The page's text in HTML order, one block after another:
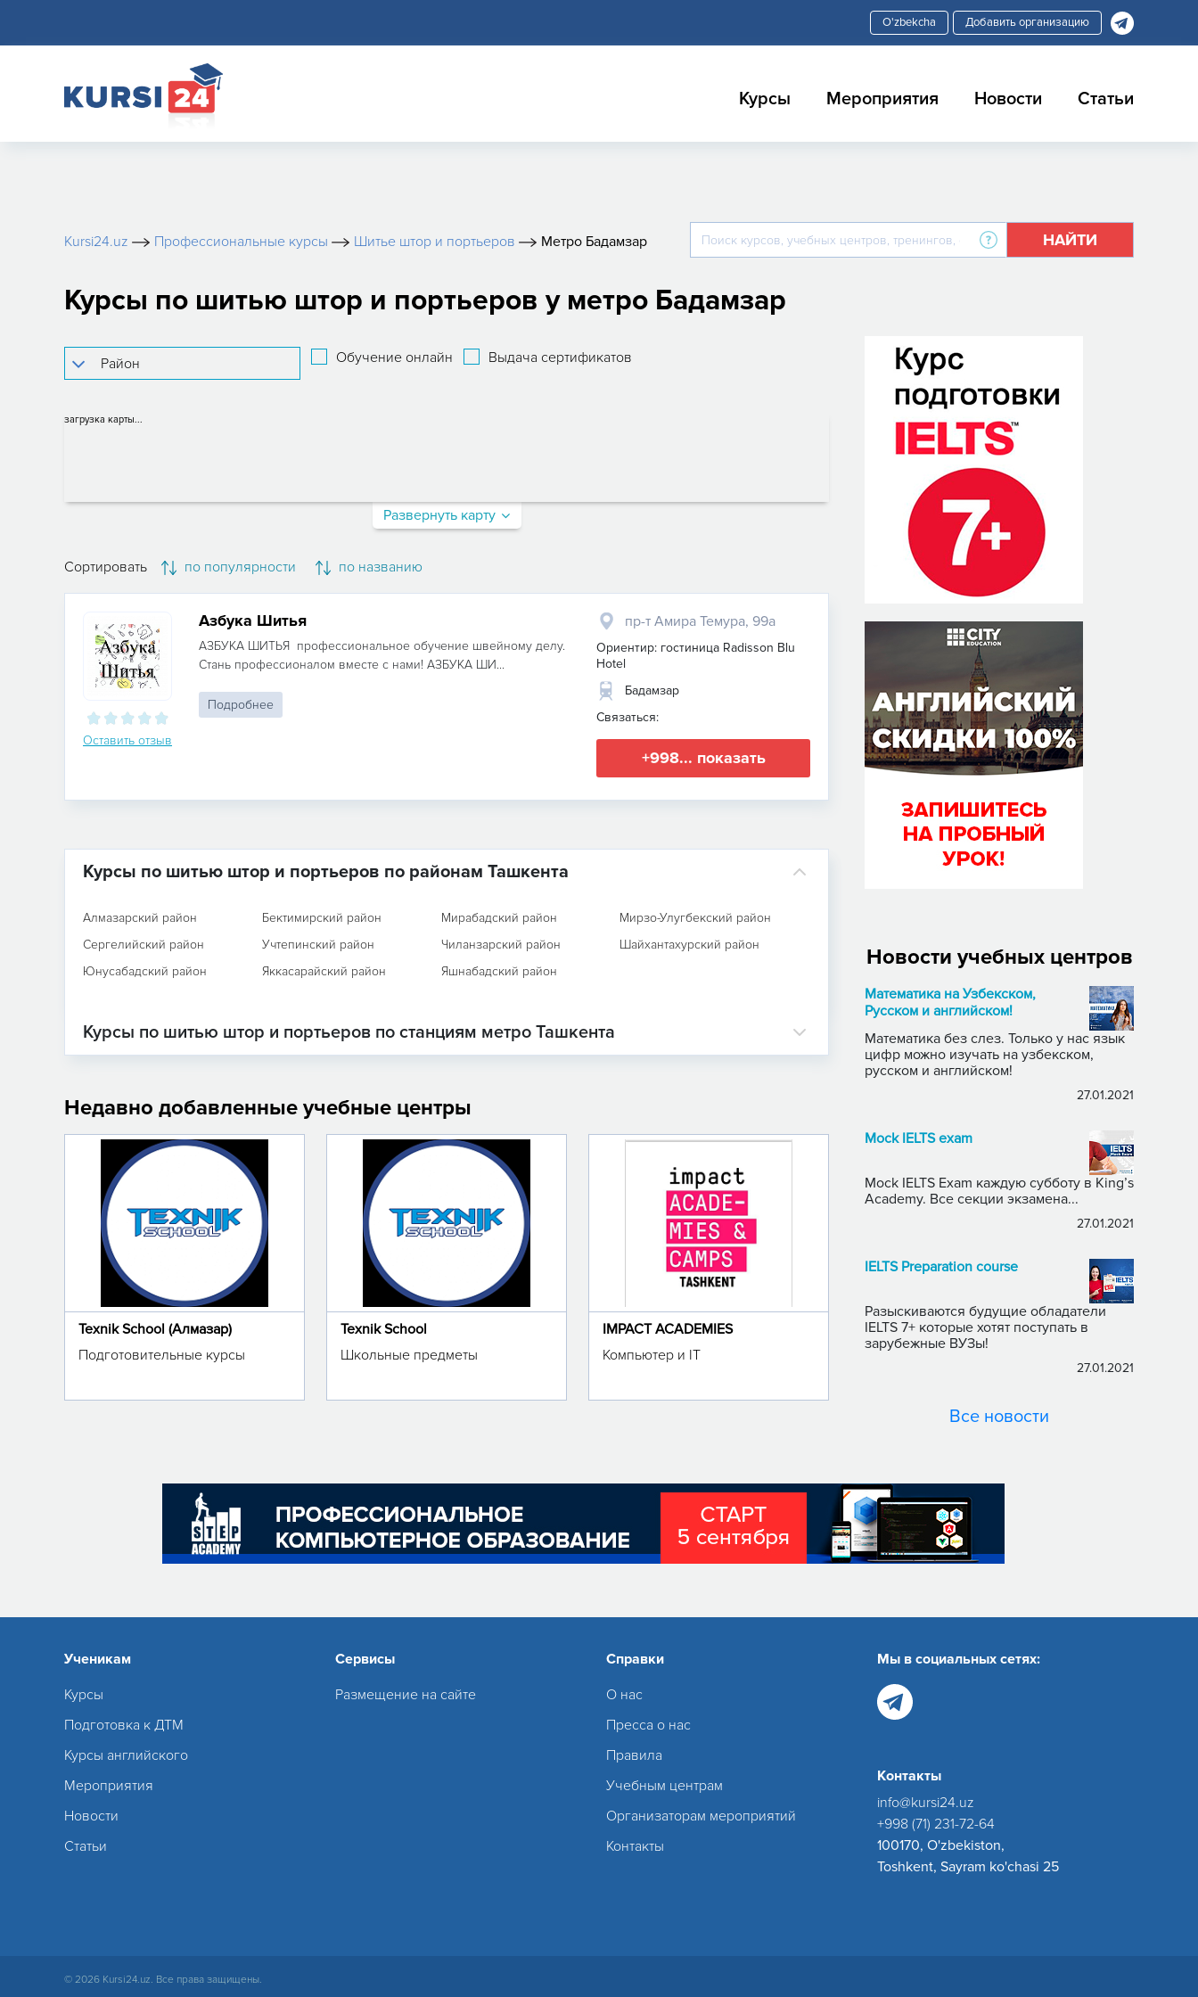
Добавить организацию
Курсы Мероприятия Новости Статьи
Kursi24.uz Профессиональные курсы Шитье штор и портьеров Метро Бадамзар НАЙТИ
Курсы по шитью штор и портьеров у метро Бадамзар
Обучение онлайн Выдача сертификатов
загрузка карты...
Развернуть карту
Сортировать по популярности по названию
Оставить отзыв
Азбука Шитья
АЗБУКА ШИТЬЯ профессиональное обучение швейному делу.
Стань профессионалом вместе с нами! АЗБУКА ШИ...
Подробнее
пр-т Амира Темура, 99а
Ориентир: гостиница Radisson Blu
Hotel
Бадамзар
Связаться:
+998... показать
Курсы по шитью штор и портьеров по районам Ташкента
Алмазарский район Бектимирский район Мирабадский район
Мирзо-Улугбекский район
Сергелийский район
Учтепинский район Чиланзарский район
Шайхантахурский район
Юнусабадский район
Яккасарайский район Яшнабадский район
Курсы по шитью штор и портьеров по станциям метро Ташкента
Недавно добавленные учебные центры
Texnik School (Алмазар)
Подготовительные курсы
Texnik School
Школьные предметы
IMPACT ACADEMIES
Компьютер и IT
Новости учебных центров
Математика на Узбекском,
Русском и английском!
Математика без слез. Только у нас язык
цифр можно изучать на узбекском,
русском и английском!
27.01.2021
Mock IELTS exam
Mock IELTS Exam каждую субботу в King’s
Academy. Все секции экзамена...
27.01.2021
IELTS Preparation course
Разыскиваются будущие обладатели
IELTS 7+ которые хотят поступать в
зарубежные ВУЗы!
27.01.2021
Все новости
Ученикам
Курсы
Подготовка к ДТМ
Курсы английского
Мероприятия
Новости
Статьи
Сервисы
Размещение на сайте
Справки
О нас
Пресса о нас
Правила
Учебным центрам
Организаторам мероприятий
Контакты
Мы в социальных сетях:
Контакты
info@kursi24.uz
+998 (71) 231-72-64
100170, O'zbekiston,
Toshkent, Sayram ko'chasi 25
© 2026 Kursi24.uz. Все права защищены.